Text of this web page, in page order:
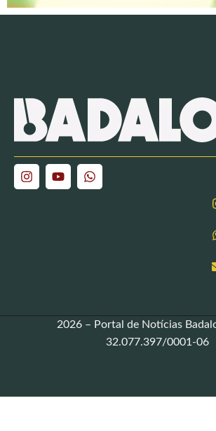
2026 – Portal de Notícias
32.077.397/0001-06